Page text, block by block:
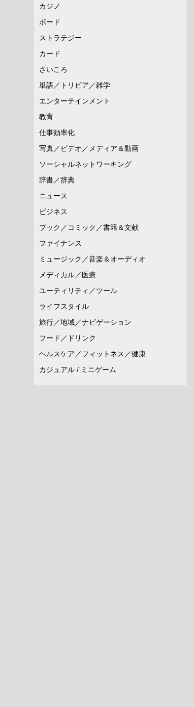
カジノ
ボード
ストラテジー
カード
さいころ
単語／トリビア／雑学
エンターテインメント
教育
仕事効率化
写真／ビデオ／メディア＆動画
ソーシャルネットワーキング
辞書／辞典
ニュース
ビジネス
ブック／コミック／書籍＆文献
ファイナンス
ミュージック／音楽＆オーディオ
メディカル／医療
ユーティリティ／ツール
ライフスタイル
旅行／地域／ナビゲーション
フード／ドリンク
ヘルスケア／フィットネス／健康
カジュアル / ミニゲーム